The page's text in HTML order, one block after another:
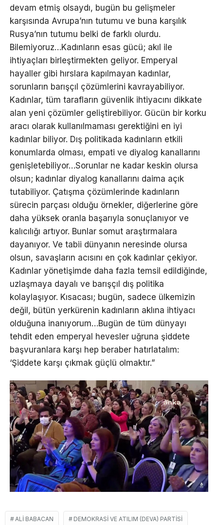
devam etmiş olsaydı, bugün bu gelişmeler
karşısında Avrupa’nın tutumu ve buna karşılık
Rusya’nın tutumu belki de farklı olurdu.
Bilemiyoruz…Kadınların esas gücü; akıl ile
ihtiyaçları birleştirmekten geliyor. Emperyal
hayaller gibi hırslara kapılmayan kadınlar,
sorunların barışçıl çözümlerini kavrayabiliyor.
Kadınlar, tüm tarafların güvenlik ihtiyacını dikkate
alan yeni çözümler geliştirebiliyor. Gücün bir korku
aracı olarak kullanılmaması gerektiğini en iyi
kadınlar biliyor. Dış politikada kadınların etkili
konumlarda olması, empati ve diyalog kanallarını
genişletebiliyor…Sorunlar ne kadar keskin olursa
olsun; kadınlar diyalog kanallarını daima açık
tutabiliyor. Çatışma çözümlerinde kadınların
sürecin parçası olduğu örnekler, diğerlerine göre
daha yüksek oranla başarıyla sonuçlanıyor ve
kalıcılığı artıyor. Bunlar somut araştırmalara
dayanıyor. Ve tabii dünyanın neresinde olursa
olsun, savaşların acısını en çok kadınlar çekiyor.
Kadınlar yönetişimde daha fazla temsil edildiğinde,
uzlaşmaya dayalı ve barışçıl dış politika
kolaylaşıyor. Kısacası; bugün, sadece ülkemizin
değil, bütün yerkürenin kadınların aklına ihtiyacı
olduğuna inanıyorum…Bugün de tüm dünyayı
tehdit eden emperyal hevesler uğruna şiddete
başvuranlara karşı hep beraber hatırlatalım:
‘Şiddete karşı çıkmak güçlü olmaktır.”
ALI BABACAN DEMOKRASI VE ATILIM (DEVA) PARTISI